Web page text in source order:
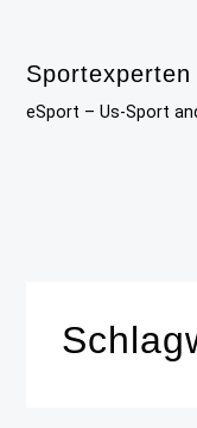
content
eSport – Us-Sport